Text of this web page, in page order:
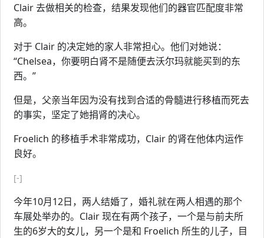
Clair 去做相关的检查，结果发现他们的器官匹配度非常
高。
对于 Clair 的决定她的家人非常担心。他们对她说：
“Chelsea，你要明白肾不是随便去沃尔玛就能买到的东
西。”
但是，父亲当年因为没有找到合适的骨髓进行移植而死去
的事实，坚定了她捐肾的决心。
Froelich 的移植手术非常成功，Clair 的肾在他体内运作
良好。
[-]
今年10月12日，两人结婚了，婚礼就在两人相遇的那个
车展处举办的。Clair 现在有两个孩子，一个是与前夫所
生的6岁大的女儿，另一个是和 Froelich 所生的儿子，目